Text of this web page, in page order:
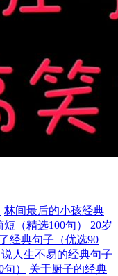
林间最后的小孩经典
（精选100句）
20岁
经典句子（优选90
说人生不易的经典句子
）
关于厨子的经典